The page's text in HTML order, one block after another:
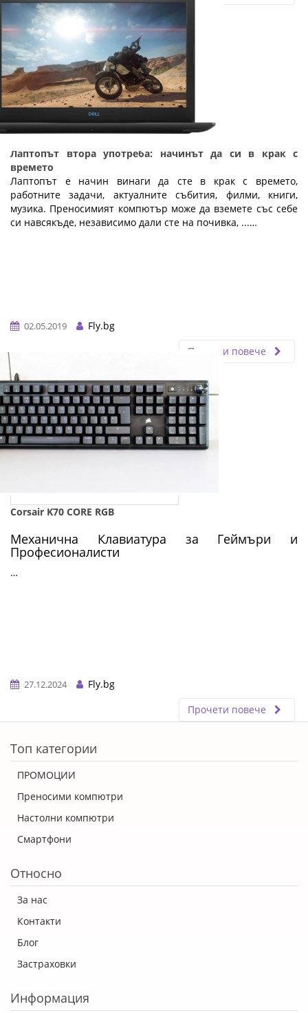
Лаптопът втора употреба: начинът да си в крак с
времето
Лаптопът е начин винаги да сте в крак с времето,
работните задачи, актуалните събития, филми, книги,
музика. Преносимият компютър може да вземете със себе
си навсякъде, независимо дали сте на почивка, ...…
02.05.2019
Fly.bg
Прочети повече
Corsair K70 CORE RGB
Механична Клавиатура за Геймъри и
Професионалисти
…
27.12.2024
Fly.bg
Прочети повече
Топ категории
ПРОМОЦИИ
Преносими компютри
Настолни компютри
Смартфони
Относно
За нас
Контакти
Блог
Застраховки
Информация